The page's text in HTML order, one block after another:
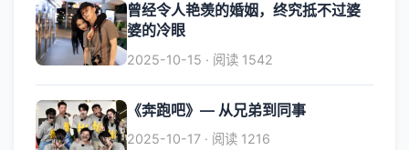
曾经令人艳羡的婚姻，终究抵不过婆
婆的冷眼
2025-10-15 · 阅读 1542
《奔跑吧》— 从兄弟到同事
2025-10-17 · 阅读 1216